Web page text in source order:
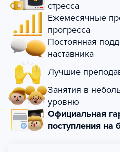
стресса
Ежемесячные
прогресса
Постоянная
наставника
Лучшие
Занятия в
уровню
Официальная
поступления на